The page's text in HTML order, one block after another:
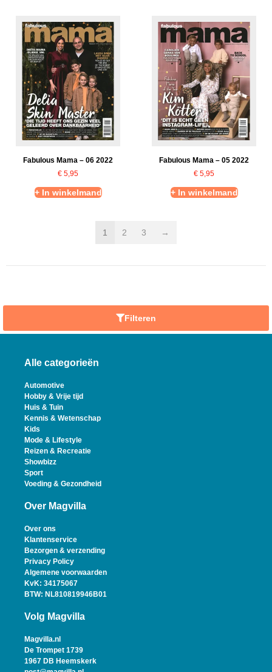
Fabulous Mama – 06 2022
€ 5,95
+ In winkelmand
Fabulous Mama – 05 2022
€ 5,95
+ In winkelmand
1 2 3 →
Filteren
Alle categorieën
Automotive
Hobby & Vrije tijd
Huis & Tuin
Kennis & Wetenschap
Kids
Mode & Lifestyle
Reizen & Recreatie
Showbizz
Sport
Voeding & Gezondheid
Over Magvilla
Over ons
Klantenservice
Bezorgen & verzending
Privacy Policy
Algemene voorwaarden
KvK: 34175067
BTW: NL810819946B01
Volg Magvilla
Magvilla.nl
De Trompet 1739
1967 DB Heemskerk